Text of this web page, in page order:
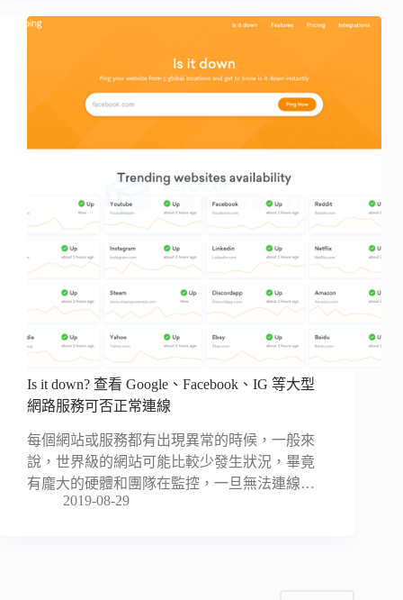
Is it down? 查看 Google、Facebook、IG 等大型
網路服務可否正常連線
每個網站或服務都有出現異常的時候，一般來
說，世界級的網站可能比較少發生狀況，畢竟
有龐大的硬體和團隊在監控，一旦無法連線…
2019-08-29